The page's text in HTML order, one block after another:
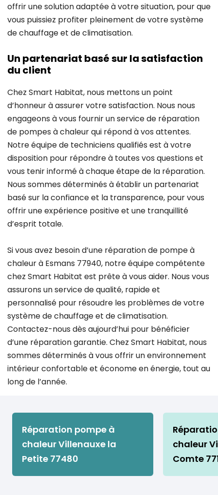
offrir une solution adaptée à votre situation, pour que
vous puissiez profiter pleinement de votre système
de chauffage et de climatisation.
Un partenariat basé sur la satisfaction
du client
Chez Smart Habitat, nous mettons un point
d’honneur à assurer votre satisfaction. Nous nous
engageons à vous fournir un service de réparation
de pompes à chaleur qui répond à vos attentes.
Notre équipe de techniciens qualifiés est à votre
disposition pour répondre à toutes vos questions et
vous tenir informé à chaque étape de la réparation.
Nous sommes déterminés à établir un partenariat
basé sur la confiance et la transparence, pour vous
offrir une expérience positive et une tranquillité
d’esprit totale.
Si vous avez besoin d’une réparation de pompe à
chaleur à Esmans 77940, notre équipe compétente
chez Smart Habitat est prête à vous aider. Nous vous
assurons un service de qualité, rapide et
personnalisé pour résoudre les problèmes de votre
système de chauffage et de climatisation.
Contactez-nous dès aujourd’hui pour bénéficier
d’une réparation garantie. Chez Smart Habitat, nous
sommes déterminés à vous offrir un environnement
intérieur confortable et économe en énergie, tout au
long de l’année.
Réparation pompe à
chaleur Villenauxe la
Petite 77480
chaleur
Comte